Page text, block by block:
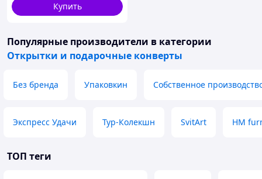
Купить
Популярные производители в категории
Открытки и подарочные конверты
Без бренда Упаковкин Собственное
Экспресс Удачи Тур-Колекшн SvitArt HM
ТОП теги